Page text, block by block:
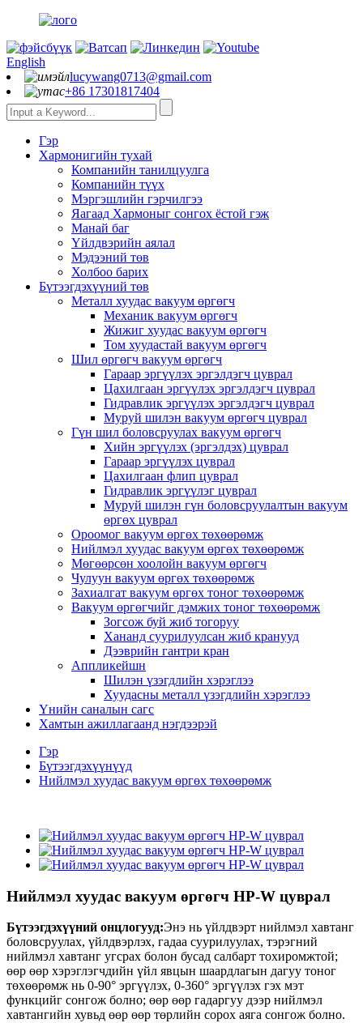
English
lucywang0713@gmail.com
+86 17301817404
Гэр
Хармонигийн тухай
Компанийн танилцуулга
Компанийн түүх
Мэргэшлийн гэрчилгээ
Яагаад Хармоныг сонгох ёстой гэж
Манай баг
Үйлдвэрийн аялал
Мэдээний төв
Холбоо барих
Бүтээгдэхүүний төв
Металл хуудас вакуум өргөгч
Механик вакуум өргөгч
Жижиг хуудас вакуум өргөгч
Том хуудастай вакуум өргөгч
Шил өргөгч вакуум өргөгч
Гараар эргүүлэх эргэлдэгч цуврал
Цахилгаан эргүүлэх эргэлдэгч цуврал
Гидравлик эргүүлэх эргэлдэгч цуврал
Муруй шилэн вакуум өргөгч цуврал
Гүн шил боловсруулах вакуум өргөгч
Хийн эргүүлэх (эргэлдэх) цуврал
Гараар эргүүлэх цуврал
Цахилгаан флип цуврал
Гидравлик эргүүлэг цуврал
Муруй шилэн гүн боловсруулалтын вакуум
өргөх цуврал
Ороомог вакуум өргөх төхөөрөмж
Нийлмэл хуудас вакуум өргөх төхөөрөмж
Мөгөөрсөн хоолойн вакуум өргөгч
Чулуун вакуум өргөх төхөөрөмж
Захиалгат вакуум өргөх тоног төхөөрөмж
Вакуум өргөгчийг дэмжих тоног төхөөрөмж
Зогсож буй жиб тогоруу
Хананд суурилуулсан жиб кранууд
Дээврийн гантри кран
Аппликейшн
Шилэн үзэгдлийн хэрэглээ
Хуудасны металл үзэгдлийн хэрэглээ
Үнийн саналын сагс
Хамтын ажиллагаанд нэгдээрэй
Гэр
Бүтээгдэхүүнүүд
Нийлмэл хуудас вакуум өргөх төхөөрөмж
Нийлмэл хуудас вакуум өргөгч HP-W цуврал
Бүтээгдэхүүний онцлогууд:Энэ нь үйлдвэрт нийлмэл хавтанг
боловсруулах, үйлдвэрлэх, гадаа суурилуулах, тэрэгний
нийлмэл хавтанг угсрах болон бусад салбарт тохиромжтой;
өөр өөр хэрэглэгчдийн үйл явцын шаардлагын дагуу тоног
төхөөрөмж нь 0-90° эргүүлэх, 0-360° эргүүлэх гэх мэт
функцийг сонгож болно; өөр өөр гадаргуу дээр нийлмэл
хавтангийн хувьд өөр өөр төрлийн сорох аяга сонгож болно.